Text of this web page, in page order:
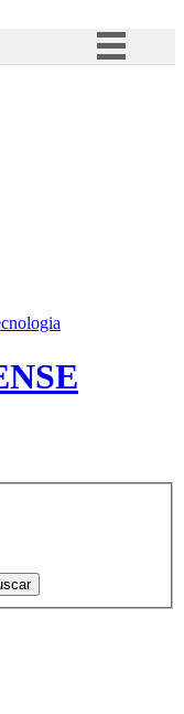
à informação